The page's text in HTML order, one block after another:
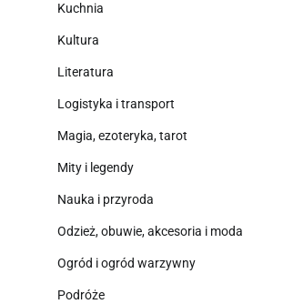
Kuchnia
Kultura
Literatura
Logistyka i transport
Magia, ezoteryka, tarot
Mity i legendy
Nauka i przyroda
Odzież, obuwie, akcesoria i moda
Ogród i ogród warzywny
Podróże